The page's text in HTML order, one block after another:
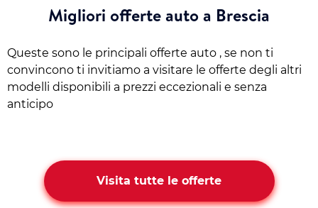
Migliori offerte auto a Brescia
Queste sono le principali offerte auto , se non ti
convincono ti invitiamo a visitare le offerte degli altri
modelli disponibili a prezzi eccezionali e senza
anticipo
Visita tutte le offerte